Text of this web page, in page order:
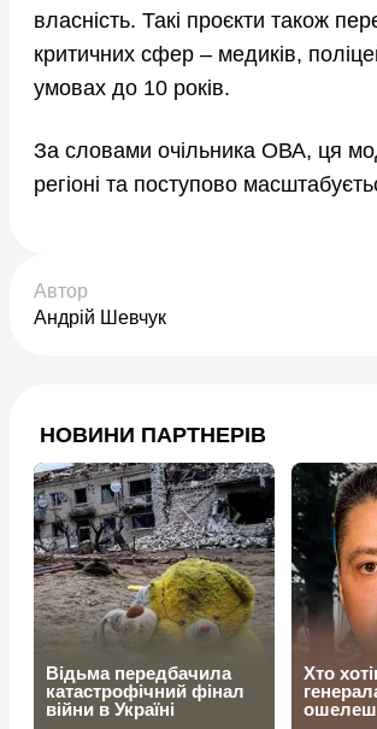
власність. Такі проєкти також
критичних сфер – медиків,
умовах до 10 років.
За словами очільника ОВА, ця
регіоні та поступово
Автор
Андрій Шевчук